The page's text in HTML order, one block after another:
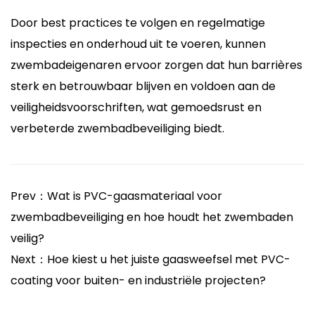
Door best practices te volgen en regelmatige
inspecties en onderhoud uit te voeren, kunnen
zwembadeigenaren ervoor zorgen dat hun barrières
sterk en betrouwbaar blijven en voldoen aan de
veiligheidsvoorschriften, wat gemoedsrust en
verbeterde zwembadbeveiliging biedt.
Prev：Wat is PVC-gaasmateriaal voor
zwembadbeveiliging en hoe houdt het zwembaden
veilig?
Next：Hoe kiest u het juiste gaasweefsel met PVC-
coating voor buiten- en industriële projecten?